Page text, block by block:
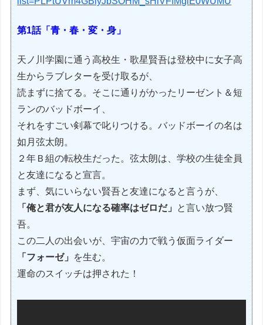
第1話「青・春・変・身」
天ノ川学園に通う高校生・歌星賢吾は登校中に女子高
生からラブレターを受け取るが、
読まずに捨てる。そこに通りがかったリーゼント＆短
ランのバッドボーイ、
それをすごい剣幕で叱りつける。バッドボーイの名は
如月弦太朗。
２年Ｂ組の転校生だった。弦太朗は、学校の生徒全員
と友達になると宣言。
まず、気にいらない賢吾と友達になると言うが、
「俺と君が友人になる確率はゼロだ」
と言い放つ賢
吾。
この二人の出会いが、宇宙の力で戦う仮面ライダー
「フォーゼ」
を生む。
運命のスイッチは押された！